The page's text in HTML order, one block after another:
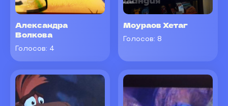
Александра
Волкова
Голосов: 4
Моураов Хетаг
Голосов: 8